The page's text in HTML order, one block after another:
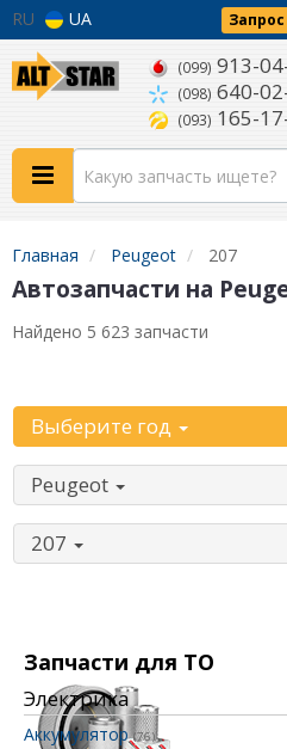
RU UA
(099) 913-
(098) 640-
(093) 165-
Главная Peugeot 207
Автозапчасти на
Найдено 5 623 запчасти
Выберите год
Peugeot
207
Запчасти для ТО
Электрика
Аккумулятор(76)